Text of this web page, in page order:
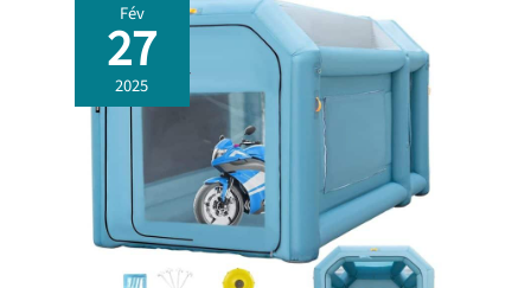
Fév
27
2025